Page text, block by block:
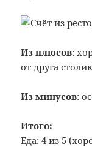
Из плюсов:
от друга
Из минусов:
Итого:
Еда: 4 из 5